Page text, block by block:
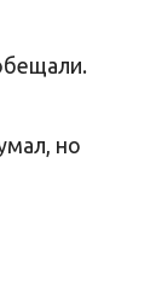
но